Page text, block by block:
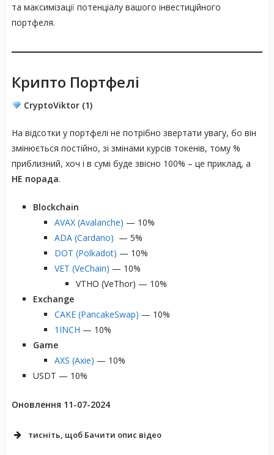
та максимізації потенціалу вашого інвестиційного
портфеля.
Крипто Портфелі
CryptoViktor (1)
На відсотки у портфелі не потрібно звертати увагу, бо він
змінюється постійно, зі змінами курсів токенів, тому %
приблизний, хоч і в сумі буде звісно 100% – це приклад, а
НЕ порада.
Blockchain
AVAX (Avalanche) — 10%
ADA (Cardano) — 5%
DOT (Polkadot) — 10%
VET (VeChain) — 10%
VTHO (VeThor) — 10%
Exchange
CAKE (PancakeSwap) — 10%
1INCH — 10%
Game
AXS (Axie) — 10%
USDT — 10%
Оновлення 11-07-2024
тисніть, щоб Бачити опис відео